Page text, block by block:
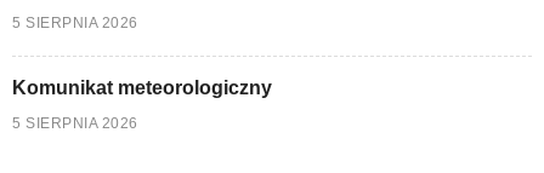
5 SIERPNIA 2026
Komunikat meteorologiczny
5 SIERPNIA 2026